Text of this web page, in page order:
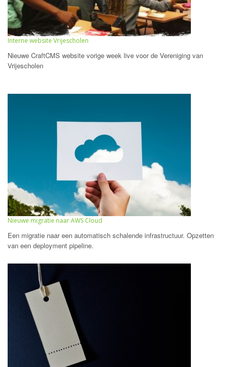
Interne website Vrijescholen
Nieuwe CraftCMS website vorige week live voor de Vereniging van
Vrijescholen
Nieuwe migratie naar AWS Cloud
Een migratie naar een automatisch schalende infrastructuur. Opzetten
van een deployment pipeline.